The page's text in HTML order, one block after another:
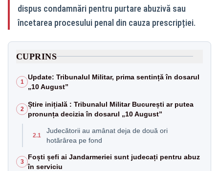
dispus condamnări pentru purtare abuzivă sau
încetarea procesului penal din cauza prescripției.
CUPRINS
1
Update: Tribunalul Militar, prima sentință în dosarul
„10 August”
2
Știre inițială : Tribunalul Militar București ar putea
pronunța decizia în dosarul „10 August”
2.1
Judecătorii au amânat deja de două ori
hotărârea pe fond
3
Foști șefi ai Jandarmeriei sunt judecați pentru abuz
în serviciu